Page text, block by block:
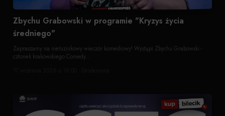
Zbychu Grabowski w programie "Kryzys życia
średniego"
Zapraszamy na nietuzinkowy wieczór komediowy! Wystąpi Zbychu Grabowski -
członek krakowskiego Comedy...